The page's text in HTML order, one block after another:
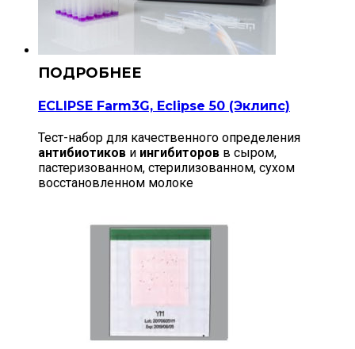
ECLIPSE Farm3G, Eclipse 50 (Эклипс)
Тест-набор для качественного определения
антибиотиков и ингибиторов в сыром,
пастеризованном, стерилизованном, сухом
восстановленном молоке